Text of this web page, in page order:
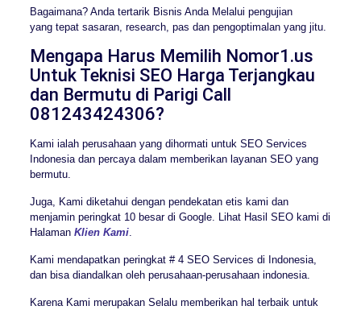
Bagaimana? Anda tertarik Bisnis Anda Melalui pengujian
yang tepat sasaran, research, pas dan pengoptimalan yang jitu.
Mengapa Harus Memilih Nomor1.us
Untuk Teknisi SEO Harga Terjangkau
dan Bermutu di Parigi Call
081243424306?
Kami ialah perusahaan yang dihormati untuk SEO Services
Indonesia dan percaya dalam memberikan layanan SEO yang
bermutu.
Juga, Kami diketahui dengan pendekatan etis kami dan
menjamin peringkat 10 besar di Google. Lihat Hasil SEO kami di
Halaman Klien Kami.
Kami mendapatkan peringkat # 4 SEO Services di Indonesia,
dan bisa diandalkan oleh perusahaan-perusahaan indonesia.
Karena Kami merupakan Selalu memberikan hal terbaik untuk